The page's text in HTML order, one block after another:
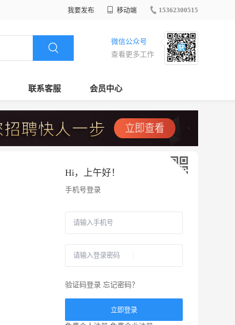
我要发布 移动端 15362300515
微信公众号
查看更多工作
联系客服 会员中心
Hi， 上午好！
手机号登录
验证码登录 忘记密码？
立即登录